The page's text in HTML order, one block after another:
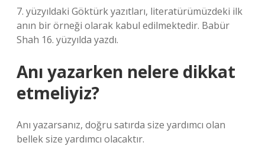
7. yüzyıldaki Göktürk yazıtları, literatürümüzdeki ilk
anın bir örneği olarak kabul edilmektedir. Babür
Shah 16. yüzyılda yazdı.
Anı yazarken nelere dikkat
etmeliyiz?
Anı yazarsanız, doğru satırda size yardımcı olan
bellek size yardımcı olacaktır.